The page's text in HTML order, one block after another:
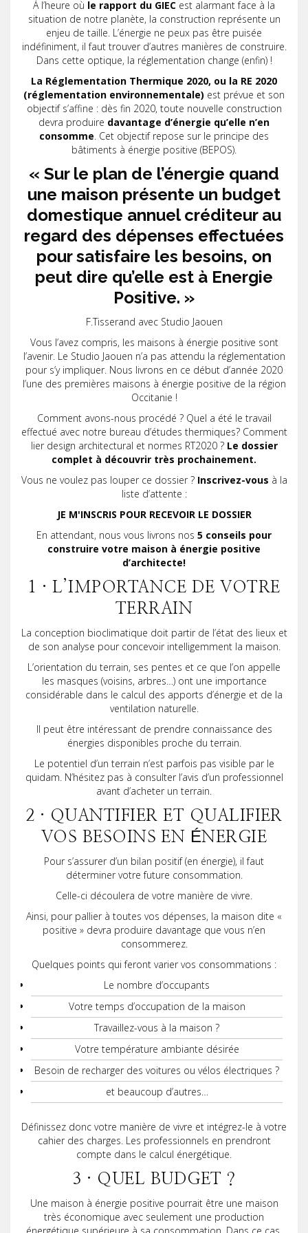
À l’heure où le rapport du GIEC est alarmant face à la
situation de notre planète, la construction représente un
enjeu de taille. L’énergie ne peux pas être puisée
indéfiniment, il faut trouver d’autres manières de construire.
Dans cette optique, la réglementation change (enfin) !
La Réglementation Thermique 2020, ou la RE 2020
(réglementation environnementale) est prévue et son
objectif s’affine : dès fin 2020, toute nouvelle construction
devra produire davantage d’énergie qu’elle n’en
consomme. Cet objectif repose sur le principe des
bâtiments à énergie positive (BEPOS).
« Sur le plan de l’énergie quand
une maison présente un budget
domestique annuel créditeur au
regard des dépenses effectuées
pour satisfaire les besoins, on
peut dire qu’elle est à Energie
Positive. »
F.Tisserand avec Studio Jaouen
Vous l’avez compris, les maisons à énergie positive sont
l’avenir. Le Studio Jaouen n’a pas attendu la réglementation
pour s’y impliquer. Nous livrons en ce début d’année 2020
l’une des premières maisons à énergie positive de la région
Occitanie !
Comment avons-nous procédé ? Quel a été le travail
effectué avec notre bureau d’études thermiques? Comment
lier design architectural et normes RT2020 ? Le dossier
complet à découvrir très prochainement.
Vous ne voulez pas louper ce dossier ? Inscrivez-vous à la
liste d’attente :
JE M'INSCRIS POUR RECEVOIR LE DOSSIER
En attendant, nous vous livrons nos 5 conseils pour
construire votre maison à énergie positive
d’architecte!
1 · L’IMPORTANCE DE VOTRE
TERRAIN
La conception bioclimatique doit partir de l’état des lieux et
de son analyse pour concevoir intelligemment la maison.
L’orientation du terrain, ses pentes et ce que l’on appelle
les masques (voisins, arbres…) ont une importance
considérable dans le calcul des apports d’énergie et de la
ventilation naturelle.
Il peut être intéressant de prendre connaissance des
énergies disponibles proche du terrain.
Le potentiel d’un terrain n’est parfois pas visible par le
quidam. N’hésitez pas à consulter l’avis d’un professionnel
avant d’acheter un terrain.
2 · QUANTIFIER ET QUALIFIER
VOS BESOINS EN ÉNERGIE
Pour s’assurer d’un bilan positif (en énergie), il faut
déterminer votre future consommation.
Celle-ci découlera de votre manière de vivre.
Ainsi, pour pallier à toutes vos dépenses, la maison dite «
positive » devra produire davantage que vous n’en
consommerez.
Quelques points qui feront varier vos consommations :
Le nombre d’occupants
Votre temps d’occupation de la maison
Travaillez-vous à la maison ?
Votre température ambiante désirée
Besoin de recharger des voitures ou vélos électriques ?
et beaucoup d’autres…
Définissez donc votre manière de vivre et intégrez-le à votre
cahier des charges. Les professionnels en prendront
compte dans le calcul énergétique.
3 · QUEL BUDGET ?
Une maison à énergie positive pourrait être une maison
très économique avec seulement une production